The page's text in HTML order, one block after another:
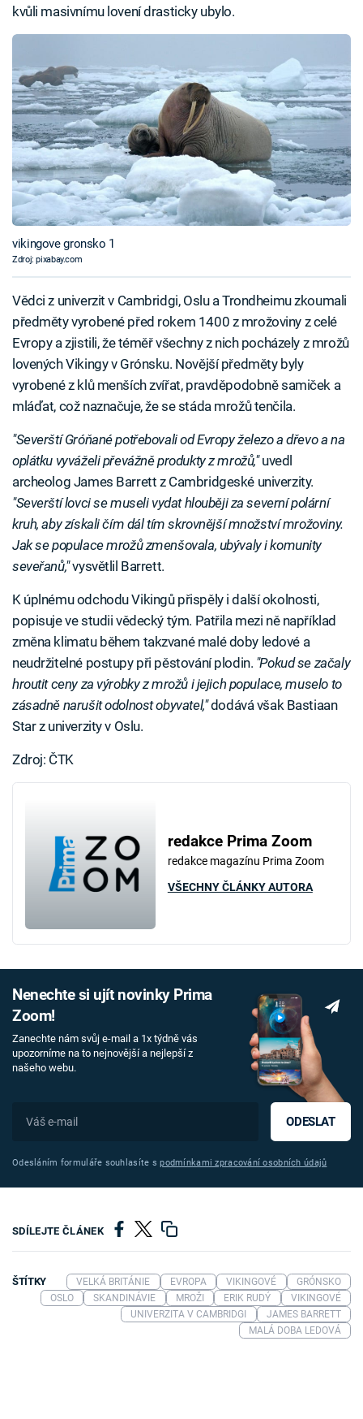
kvůli masivnímu lovení drasticky ubylo.
vikingove gronsko 1
Zdroj: pixabay.com
Vědci z univerzit v Cambridgi, Oslu a Trondheimu zkoumali
předměty vyrobené před rokem 1400 z mrožoviny z celé
Evropy a zjistili, že téměř všechny z nich pocházely z mrožů
lovených Vikingy v Grónsku. Novější předměty byly
vyrobené z klů menších zvířat, pravděpodobně samiček a
mláďat, což naznačuje, že se stáda mrožů tenčila.
"Severští Gróňané potřebovali od Evropy železo a dřevo a na
oplátku vyváželi převážně produkty z mrožů,"uvedl
archeolog James Barrett z Cambridgeské univerzity.
"Severští lovci se museli vydat hlouběji za severní polární
kruh, aby získali čím dál tím skrovnější množství mrožoviny.
Jak se populace mrožů zmenšovala, ubývaly i komunity
seveřanů,"vysvětlil Barrett.
K úplnému odchodu Vikingů přispěly i další okolnosti,
popisuje ve studii vědecký tým. Patřila mezi ně například
změna klimatu během takzvané malé doby ledové a
neudržitelné postupy při pěstování plodin. "Pokud se začaly
hroutit ceny za výrobky z mrožů i jejich populace, muselo to
zásadně narušit odolnost obyvatel,"dodává však Bastiaan
Star z univerzity v Oslu.
Zdroj: ČTK
redakce Prima Zoom
redakce magazínu Prima Zoom
VŠECHNY ČLÁNKY AUTORA
Nenechte si ujít novinky Prima
Zoom!
Zanechte nám svůj e-mail a 1x týdně vás
upozorníme na to nejnovější a nejlepší z
našeho webu.
ODESLAT
Odesláním formuláře souhlasíte spodmínkami zpracování osobních údajů
SDÍLEJTE ČLÁNEK
ŠTÍTKY VELKÁ BRITÁNIE EVROPA VIKINGOVÉ
GRÓNSKO
OSLO
SKANDINÁVIE MROŽI ERIK RUDÝ
VIKINGOVÉ
UNIVERZITA V CAMBRIDGI
JAMES BARRETT
MALÁ DOBA LEDOVÁ